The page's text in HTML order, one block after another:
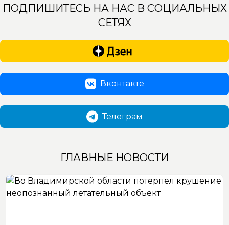
ПОДПИШИТЕСЬ НА НАС В СОЦИАЛЬНЫХ
СЕТЯХ
Вконтакте
Телеграм
ГЛАВНЫЕ НОВОСТИ